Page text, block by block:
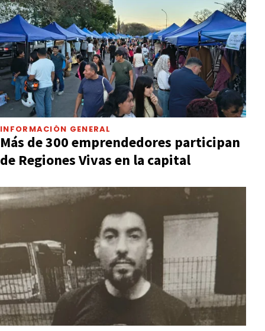
INFORMACIÓN GENERAL
Más de 300 emprendedores participan
de Regiones Vivas en la capital